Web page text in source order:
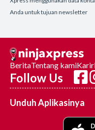
Anda untuk tujuan newsletter
BeritaTentang kamiKarir
Follow Us
Unduh Aplikasinya